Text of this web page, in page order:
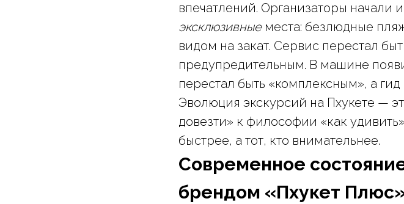
впечатлений. Организаторы начали
эксклюзивныеместа: безлюдные
видом на закат. Сервис перестал
предупредительным. В машине
перестал быть «комплексным», а
Эволюция экскурсий на Пхукете —
довезти» к философии «как
быстрее, а тот, кто внимательнее.
Современное
брендом «Пхукет